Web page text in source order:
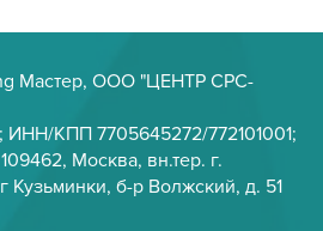
Мастер, ООО "ЦЕНТР СРС-
КПП 7705645272/772101001;
Москва, вн.тер. г.
Кузьминки, б-р Волжский, д. 51